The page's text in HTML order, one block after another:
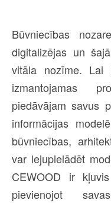
Būvniecības
digitalizējas un
vitāla nozīme. Lai
izmantojamas
piedāvājam savus
informācijas
būvniecības,
var lejupielādēt
CEWOOD ir
pievienojot